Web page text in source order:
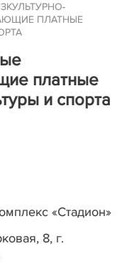
ПЛАТНЫЕ
платные
и спорта
«Стадион»
8, г.